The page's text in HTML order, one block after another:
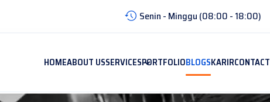
Senin - Minggu (08:00 - 18:00)
HOMEABOUT USSERVICESPORTFOLIOBLOGSKARIRCONTACT